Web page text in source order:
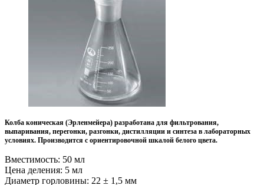
Колба коническая (Эрленмейера) разработана для фильтрования,
выпаривания, перегонки, разгонки, дистилляции и синтеза в лабораторных
условиях. Производится с ориентировочной шкалой белого цвета.
Вместимость: 50 мл
Цена деления: 5 мл
Диаметр горловины: 22 ± 1,5 мм